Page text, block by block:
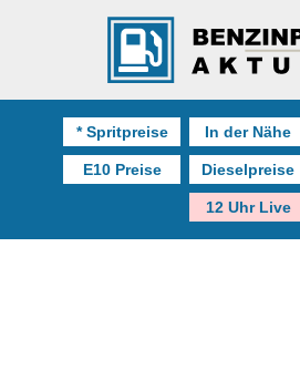
* Spritpreise In der Nähe
E10 Preise Dieselpreise
12 Uhr Live